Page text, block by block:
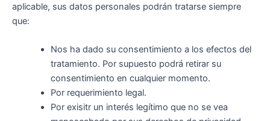
aplicable, sus datos personales podrán tratarse siempre
que:
Nos ha dado su consentimiento a los efectos del
tratamiento. Por supuesto podrá retirar su
consentimiento en cualquier momento.
Por requerimiento legal.
Por exisitr un interés legítimo que no se vea